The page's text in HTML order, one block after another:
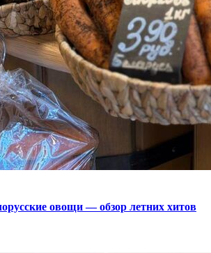
овощи — обзор летних хитов